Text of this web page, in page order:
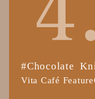
#Chocolate
Vita Café